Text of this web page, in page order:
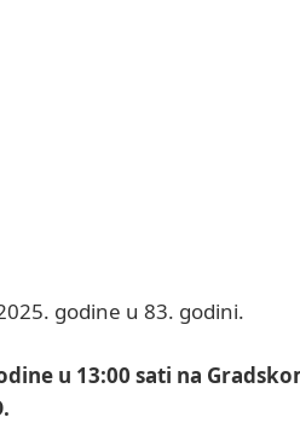
godine u 83. godini.
u 13:00 sati na